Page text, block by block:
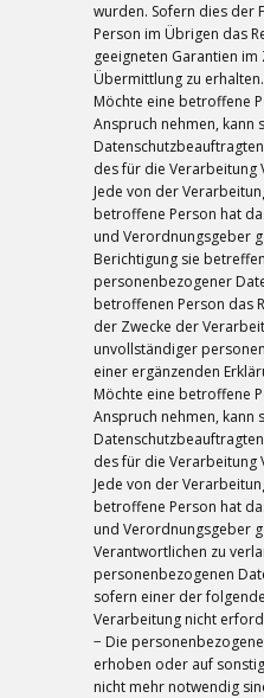
wurden. Sofern dies der
Person im Übrigen das
geeigneten Garantien
Übermittlung zu erhalten.
Möchte eine betroffene
Anspruch nehmen, kann
des für die Verarbeitung
Jede von der
betroffene Person hat
und Verordnungsgeber
Berichtigung sie
personenbezogener
betroffenen Person das
der Zwecke der
unvollständiger
einer ergänzenden
Möchte eine betroffene
Anspruch nehmen, kann
des für die Verarbeitung
Jede von der
betroffene Person hat
und Verordnungsgeber
Verantwortlichen zu
personenbezogenen
sofern einer der
Verarbeitung nicht
− Die
erhoben oder auf
nicht mehr notwendig